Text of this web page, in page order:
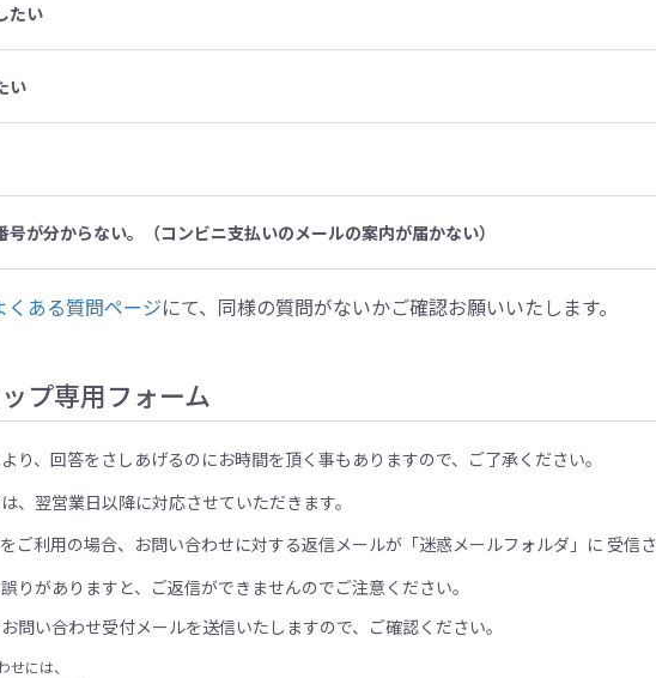
たい
い
号が分からない。（コンビニ支払いのメールの案内が届かない）
くある質問ページにて、同様の質問がないかご確認お願いいたします。
プ専用フォーム
り、回答をさしあげるのにお時間を頂く事もありますので、ご了承ください。
、翌営業日以降に対応させていただきます。
ご利用の場合、お問い合わせに対する返信メールが「迷惑メールフォルダ」に 受信
りがありますと、ご返信ができませんのでご注意ください。
問い合わせ受付メールを送信いたしますので、ご確認ください。
には、